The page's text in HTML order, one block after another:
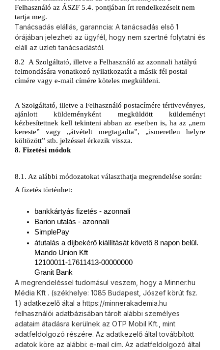
Felhasználó az ÁSZF 5.4. pontjában írt rendelkezéseit nem
tartja meg.
Tanácsadás elállás, garanncia: A tanácsadás első 1
órájában jelezheti az ügyfél, hogy nem szertné folytatni és
eláll az üzleti tanácsadástól.
8.2  A Szolgáltató, illetve a Felhasználó az azonnali hatályú
felmondására vonatkozó nyilatkozatát a másik fél postai
címére vagy e-mail címére köteles megküldeni.
A Szolgáltató, illetve a Felhasználó postacímére tértivevényes,
ajánlott küldeményként megküldött küldeményt
kézbesítettnek kell tekinteni abban az esetben is, ha az „nem
kereste” vagy „átvételt megtagadta”, „ismeretlen helyre
költözött” stb. jelzéssel érkezik vissza.
8. Fizetési módok
8.1. Az alábbi módozatokat választhatja megrendelése során:
A fizetés történhet:
bankkártyás fizetés - azonnali
Barion utalás - azonnali
SimplePay
átutalás a díjbekérő kiállítását követő 8 napon belül.
Mando Union Kft
12100011-17611413-00000000
Granit Bank
A megrendeléssel tudomásul veszem, hogy a Minner.hu
Média Kft . (székhelye: 1085 Budapest, Jószef körút fsz.
1.) adatkezelő által a https://minnerakademia.hu
felhasználói adatbázisában tárolt alábbi személyes
adataim átadásra kerülnek az OTP Mobil Kft., mint
adatfeldolgozó részére. Az adatkezelő által továbbított
adatok köre az alábbi: e-mail cím. Az adatfeldolgozó által